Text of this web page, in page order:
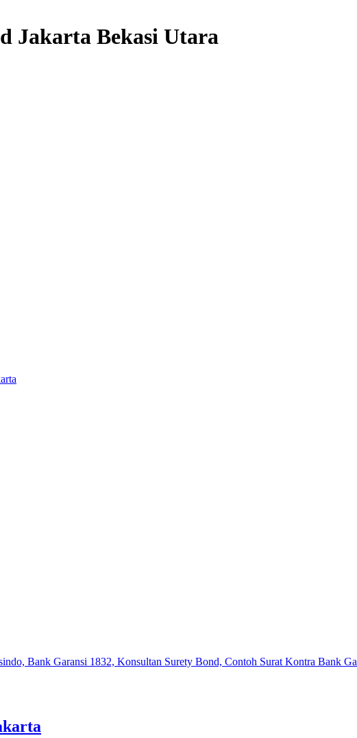
Jakarta Bekasi Utara